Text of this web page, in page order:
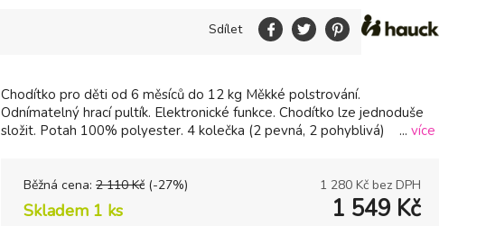
Chodítko pro děti od 6 měsíců do 12 kg Měkké polstrování.
Odnímatelný hrací pultík. Elektronické funkce. Chodítko lze jednoduše
složit. Potah 100% polyester. 4 kolečka (2 pevná, 2 pohyblivá) ... více
Běžná cena: 2 110 Kč (-27%) 1 280 Kč bez DPH
Skladem 1 ks 1 549 Kč
Sdílet